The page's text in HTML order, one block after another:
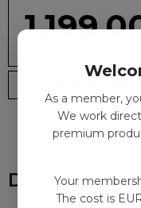
Du kanske
As a member,
We work
premium
Your
The cost is